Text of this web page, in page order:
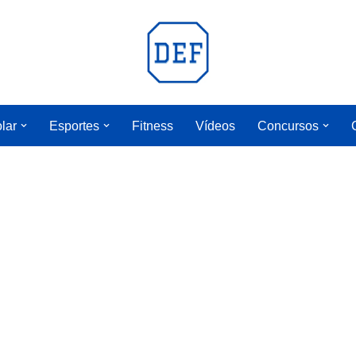
Esportes Fitness Vídeos Concursos